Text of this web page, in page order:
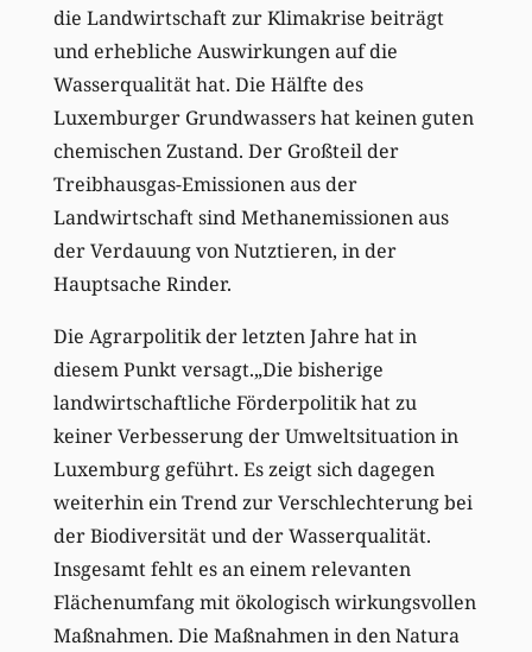
die Landwirtschaft zur Klimakrise beiträgt
und erhebliche Auswirkungen auf die
Wasserqualität hat. Die Hälfte des
Luxemburger Grundwassers hat keinen guten
chemischen Zustand. Der Großteil der
Treibhausgas-Emissionen aus der
Landwirtschaft sind Methanemissionen aus
der Verdauung von Nutztieren, in der
Hauptsache Rinder.
Die Agrarpolitik der letzten Jahre hat in
diesem Punkt versagt.„Die bisherige
landwirtschaftliche Förderpolitik hat zu
keiner Verbesserung der Umweltsituation in
Luxemburg geführt. Es zeigt sich dagegen
weiterhin ein Trend zur Verschlechterung bei
der Biodiversität und der Wasserqualität.
Insgesamt fehlt es an einem relevanten
Flächenumfang mit ökologisch wirkungsvollen
Maßnahmen. Die Maßnahmen in den Natura